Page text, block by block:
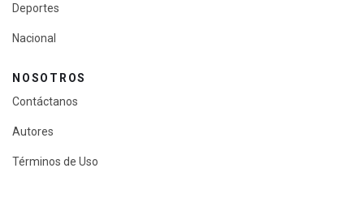
Deportes
Nacional
NOSOTROS
Contáctanos
Autores
Términos de Uso